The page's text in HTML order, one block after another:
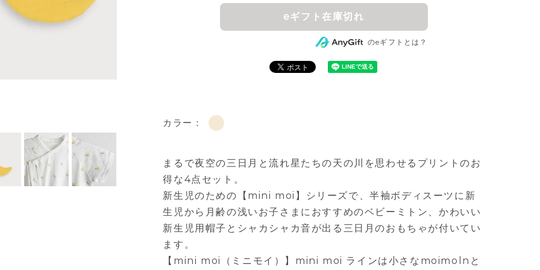
eギフト在庫切れ
のeギフトとは？
カラー：
まるで夜空の三日月と流れ星たちの天の川を思わせるプリントのお
得な4点セット。
新生児のための【mini moi】シリーズで、半袖ボディスーツに新
生児から月齢の浅いお子さまにおすすめのベビーミトン、かわいい
新生児用帽子とシャカシャカ音が出る三日月のおもちゃが付いてい
ます。
【mini moi（ミニモイ）】mini moi ラインは小さなmoimolnと